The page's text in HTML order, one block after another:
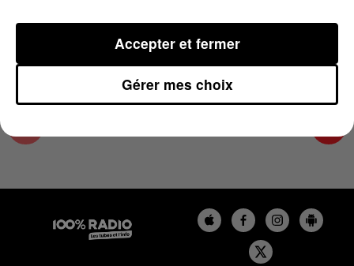
Podcasts infos de l'Ariège
Gérer mes choix
Accepter et fermer